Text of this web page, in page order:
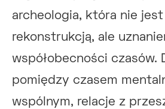
archeologia, która nie jest
rekonstrukcją, ale
współobecności czasów.
pomiędzy czasem
wspólnym, relacje z